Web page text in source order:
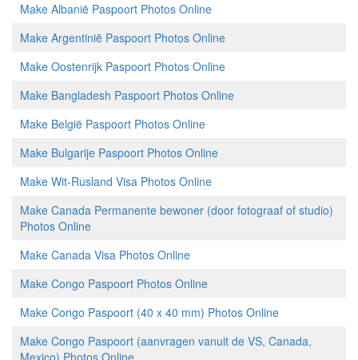
Make Albanië Paspoort Photos Online
Make Argentinië Paspoort Photos Online
Make Oostenrijk Paspoort Photos Online
Make Bangladesh Paspoort Photos Online
Make België Paspoort Photos Online
Make Bulgarije Paspoort Photos Online
Make Wit-Rusland Visa Photos Online
Make Canada Permanente bewoner (door fotograaf of studio)
Photos Online
Make Canada Visa Photos Online
Make Congo Paspoort Photos Online
Make Congo Paspoort (40 x 40 mm) Photos Online
Make Congo Paspoort (aanvragen vanuit de VS, Canada,
Mexico) Photos Online